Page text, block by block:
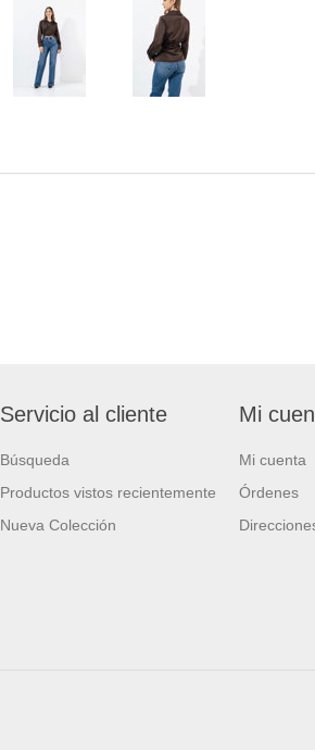
Servicio al cliente
Búsqueda
Productos vistos recientemente
Nueva Colección
Mi
Mi cuenta
Órdenes